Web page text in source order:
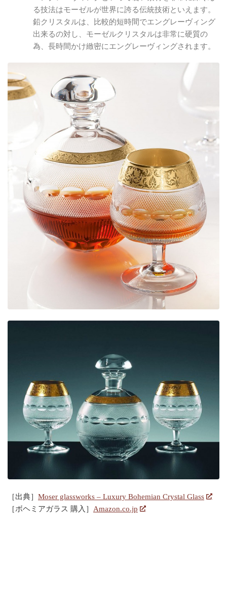
る技法はモーゼルが世界に誇る伝統技術といえます。
鉛クリスタルは、比較的短時間でエングレーヴィング
出来るの対し、モーゼルクリスタルは非常に硬質の
為、長時間かけ緻密にエングレーヴィングされます。
［出典］ Moser glassworks – Luxury Bohemian Crystal Glass
［ボヘミアガラス 購入］ Amazon.co.jp